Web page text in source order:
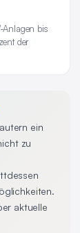
Anlagen bis
der
ein
zu
aktuelle